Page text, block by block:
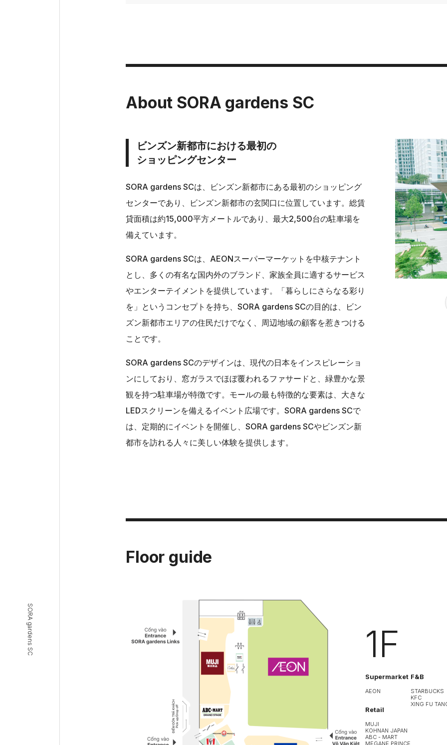
About SORA gardens SC
ビンズン新都市における最初の
ショッピングセンター
SORA gardens SCは、ビンズン新都市にある最初のショッピング
センターであり、ビンズン新都市の玄関口に位置しています。総賃
貸面積は約15,000平方メートルであり、最大2,500台の駐車場を
備えています。
SORA gardens SCは、AEONスーパーマーケットを中核テナント
とし、多くの有名な国内外のブランド、家族全員に適するサービス
やエンターテイメントを提供しています。「暮らしにさらなる彩り
を」というコンセプトを持ち、SORA gardens SCの目的は、ビン
ズン新都市エリアの住民だけでなく、周辺地域の顧客を惹きつける
ことです。
SORA gardens SCのデザインは、現代の日本をインスピレーショ
ンにしており、窓ガラスでほぼ覆われるファサードと、緑豊かな景
観を持つ駐車場が特徴です。モールの最も特徴的な要素は、大きな
LEDスクリーンを備えるイベント広場です。SORA gardens SCで
は、定期的にイベントを開催し、SORA gardens SCやビンズン新
都市を訪れる人々に美しい体験を提供します。
Floor guide
1F
Supermarket
AEON
Retail
MUJI
KOHNAN JAPAN
ABC - MART
MEGANE PRINCE
F&B
STARBUCKS
KFC
XING FU
SORA gardens SC